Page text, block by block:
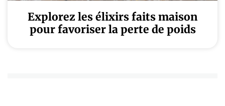
Explorez les élixirs faits maison
pour favoriser la perte de poids